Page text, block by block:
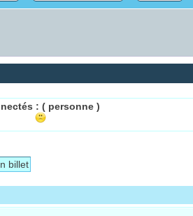
: ( personne )
billet